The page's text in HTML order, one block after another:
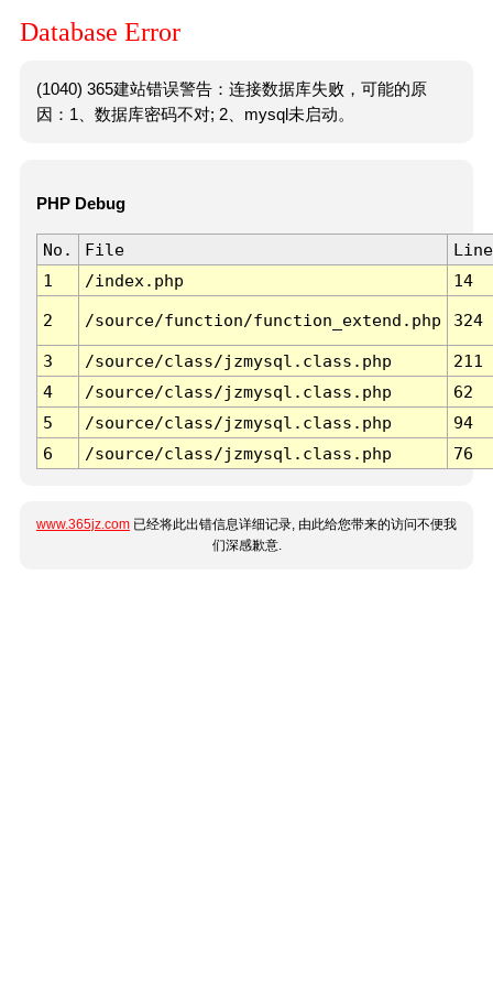
Database Error
(1040) 365建站错误警告：连接数据库失败，可能的原
因：1、数据库密码不对; 2、mysql未启动。
PHP Debug
No. File
Line
1
/index.php 14
2 /source/function/function_extend.php 324
3 /source/class/jzmysql.class.php
211
4
/source/class/jzmysql.class.php
62
5
/source/class/jzmysql.class.php
94
6
/source/class/jzmysql.class.php 76
www.365jz.com 已经将此出错信息详细记录, 由此给您带来的访问不便我
们深感歉意.